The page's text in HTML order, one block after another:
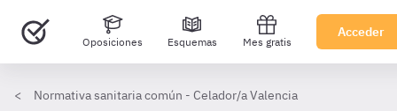
Oposiciones Esquemas Mes gratis
Acceder
Normativa sanitaria común - Celador/a Valencia